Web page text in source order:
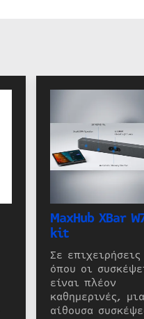
MaxHub XBar
kit
Σε επιχειρήσεις
όπου οι
είναι πλέον
καθημερινές, μια
αίθουσα